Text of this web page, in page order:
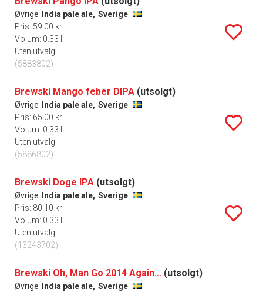
Øvrige India pale ale, Sverige
Pris: 59.00 kr
Volum: 0.33 l
Uten utvalg
(5883802)
Brewski Mango feber DIPA (utsolgt)
Øvrige India pale ale, Sverige
Pris: 65.00 kr
Volum: 0.33 l
Uten utvalg
(5886802)
Brewski Doge IPA (utsolgt)
Øvrige India pale ale, Sverige
Pris: 80.10 kr
Volum: 0.33 l
Uten utvalg
(13243702)
Brewski Oh, Man Go 2014 Again... (utsolgt)
Øvrige India pale ale, Sverige